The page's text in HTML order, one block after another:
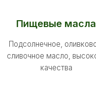
Пищевые масла
Подсолнечное,
сливочное масло,
качества